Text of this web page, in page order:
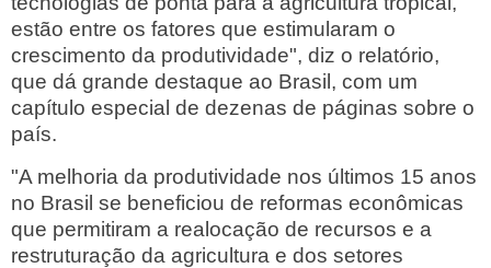
estão entre os fatores que estimularam o
crescimento da produtividade", diz o relatório,
que dá grande destaque ao Brasil, com um
capítulo especial de dezenas de páginas sobre o
país.
"A melhoria da produtividade nos últimos 15 anos
no Brasil se beneficiou de reformas econômicas
que permitiram a realocação de recursos e a
restruturação da agricultura e dos setores